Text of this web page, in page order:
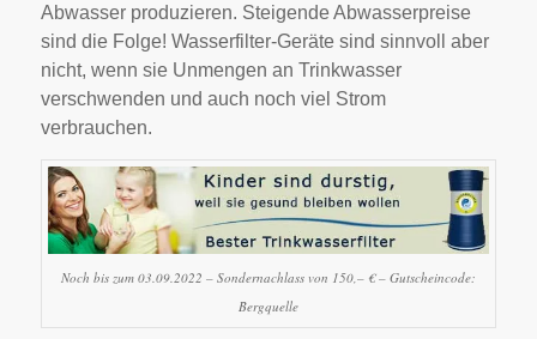
Abwasser produzieren. Steigende Abwasserpreise
sind die Folge! Wasserfilter-Geräte sind sinnvoll aber
nicht, wenn sie Unmengen an Trinkwasser
verschwenden und auch noch viel Strom
verbrauchen.
Noch bis zum 03.09.2022 – Sondernachlass von 150,– € – Gutscheincode:
Bergquelle